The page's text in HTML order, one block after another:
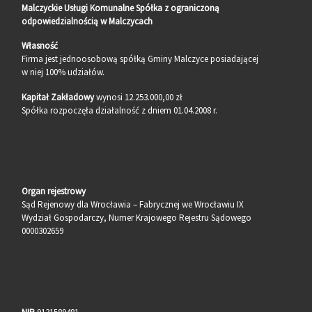
Malczyckie Usługi Komunalne Spółka z ograniczoną
odpowiedzialnością w Malczycach
Własność
Firma jest jednoosobową spółką Gminy Malczyce posiadającej
w niej 100% udziałów.
Kapitał Zakładowywynosi 12.253.000,00 zł
Spółka rozpoczęła działalność z dniem 01.04.2008 r.
Organ rejestrowy
Sąd Rejenowy dla Wrocławia – Fabrycznej we Wrocławiu IX
Wydział Gospodarczy, Numer Krajowego Rejestru Sądowego
0000302659